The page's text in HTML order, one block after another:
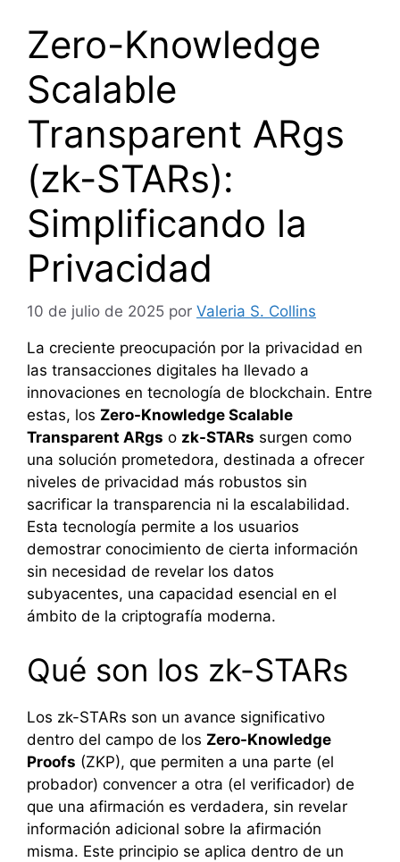
Zero-Knowledge
Scalable
Transparent ARgs
(zk-STARs):
Simplificando la
Privacidad
10 de julio de 2025 por Valeria S. Collins
La creciente preocupación por la privacidad en
las transacciones digitales ha llevado a
innovaciones en tecnología de blockchain. Entre
estas, los Zero-Knowledge Scalable
Transparent ARgs o zk-STARs surgen como
una solución prometedora, destinada a ofrecer
niveles de privacidad más robustos sin
sacrificar la transparencia ni la escalabilidad.
Esta tecnología permite a los usuarios
demostrar conocimiento de cierta información
sin necesidad de revelar los datos
subyacentes, una capacidad esencial en el
ámbito de la criptografía moderna.
Qué son los zk-STARs
Los zk-STARs son un avance significativo
dentro del campo de los Zero-Knowledge
Proofs (ZKP), que permiten a una parte (el
probador) convencer a otra (el verificador) de
que una afirmación es verdadera, sin revelar
información adicional sobre la afirmación
misma. Este principio se aplica dentro de un